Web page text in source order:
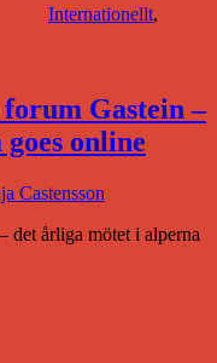
Internationellt,
Gastein –
online
Castensson
det årliga mötet i alperna